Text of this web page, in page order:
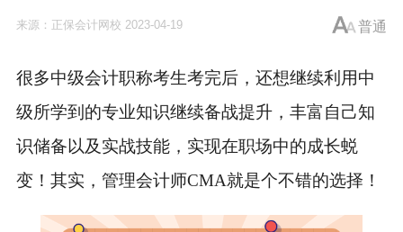
普通
来源： 正保会计网校 2023-04-19
很多中级会计职称考生考完后，还想继续利用中
级所学到的专业知识继续备战提升，丰富自己知
识储备以及实战技能，实现在职场中的成长蜕
变！其实，管理会计师CMA就是个不错的选择！